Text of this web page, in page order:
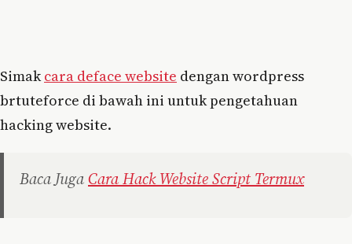
Simakcara deface website dengan wordpress
brtuteforce di bawah ini untuk pengetahuan
hacking website.
Baca JugaCara Hack Website Script Termux